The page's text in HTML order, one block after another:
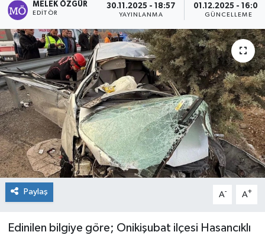
MELEK ÖZGÜR
EDITÖR
30.11.2025 - 18:57
YAYINLANMA
01.12.2025 - 16:00
GÜNCELLEME
Paylaş A- A+
Edinilen bilgiye göre; Onikişubat ilçesi Hasancıklı
Spor
Tarih - Kültür - Sanat - Turizm
Yaşam